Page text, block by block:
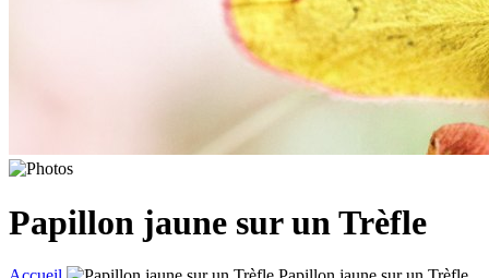
Papillon jaune sur un Trèfle